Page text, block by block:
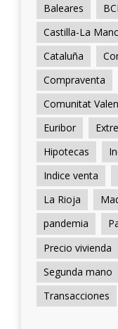
Baleares
Castilla-La
Cataluña
Compraventa
Comunitat
Euribor
Hipotecas
Indice venta
La Rioja
pandemia
Precio vivienda
Segunda mano
Transacciones